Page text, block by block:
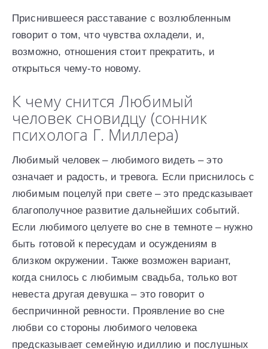
Приснившееся расставание с возлюбленным
говорит о том, что чувства охладели, и,
возможно, отношения стоит прекратить, и
открыться чему-то новому.
К чему снится Любимый
человек сновидцу (сонник
психолога Г. Миллера)
Любимый человек – любимого видеть – это
означает и радость, и тревога. Если приснилось с
любимым поцелуй при свете – это предсказывает
благополучное развитие дальнейших событий.
Если любимого целуете во сне в темноте – нужно
быть готовой к пересудам и осуждениям в
близком окружении. Также возможен вариант,
когда снилось с любимым свадьба, только вот
невеста другая девушка – это говорит о
беспричинной ревности. Проявление во сне
любви со стороны любимого человека
предсказывает семейную идиллию и послушных